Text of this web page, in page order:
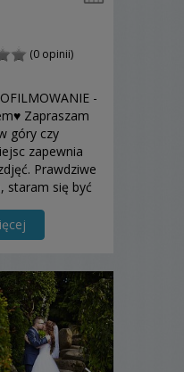
(0 opinii)
-
Zapraszam
góry czy
zapewnia
Prawdziwe
staram się być